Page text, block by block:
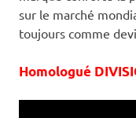
sur le marché
toujours comme
Homologué